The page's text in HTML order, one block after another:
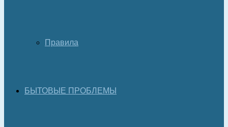
Правила
БЫТОВЫЕ ПРОБЛЕМЫ